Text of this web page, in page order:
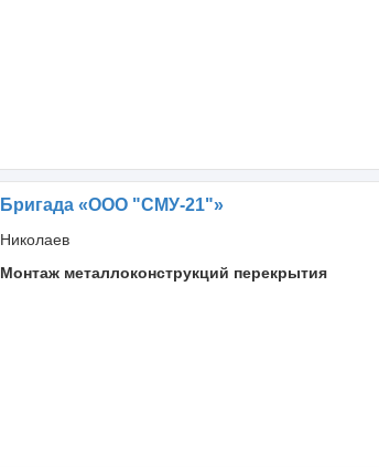
Бригада «ООО "СМУ-21"»
Николаев
Монтаж металлоконструкций перекрытия